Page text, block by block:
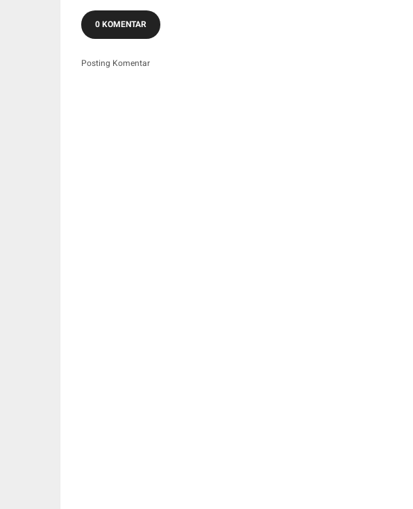
0 KOMENTAR
Posting Komentar